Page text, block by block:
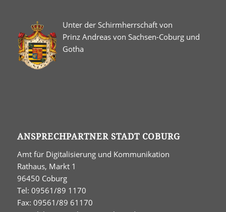
Unter der Schirmherrschaft von
Prinz Andreas von Sachsen-Coburg und
Gotha
ANSPRECHPARTNER STADT COBURG
Amt für Digitalisierung und Kommunikation
Rathaus, Markt 1
96450 Coburg
Tel: 09561/89 1170
Fax: 09561/89 61170